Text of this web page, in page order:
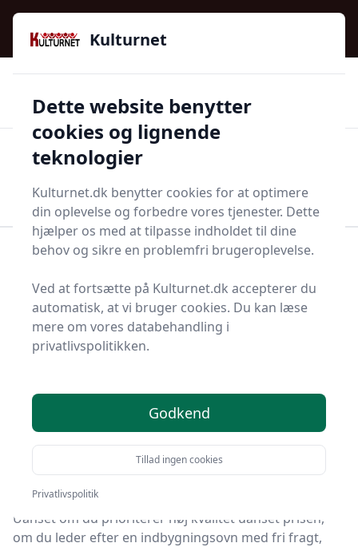
Kulturnet - Alt Det Gode I Livet | Din Kulturguide Siden
2016
97 kategorier 👍Kun godkendte butikker
Start søgning
Bolig og indretning
Ovne- og tilbehør
Indbygningsovn
Bedste
indbygningsovne - top 8
valg
Velkommen til Kulturnet – her finder du de bedste
indbygningsovne på markedet. Vi har nøje udvalgt 8
produkter, så du er sikret kvalitet.
Uanset om du prioriterer høj kvalitet uanset prisen,
om du leder efter en indbygningsovn med fri fragt,
Kulturnet
Dette website benytter
cookies og lignende
teknologier
Kulturnet.dk benytter cookies for at optimere
din oplevelse og forbedre vores tjenester. Dette
hjælper os med at tilpasse indholdet til dine
behov og sikre en problemfri brugeroplevelse.
Ved at fortsætte på Kulturnet.dk accepterer du
automatisk, at vi bruger cookies. Du kan læse
mere om vores databehandling i
privatlivspolitikken.
Godkend
Tillad ingen cookies
Privatlivspolitik